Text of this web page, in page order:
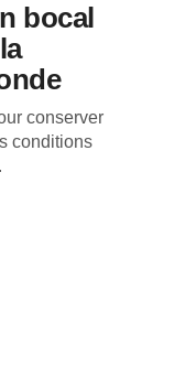
bocal
conserver
conditions